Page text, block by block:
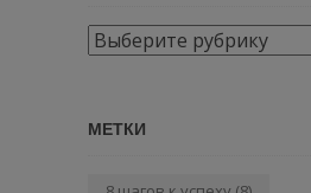
Рубрики
МЕТКИ